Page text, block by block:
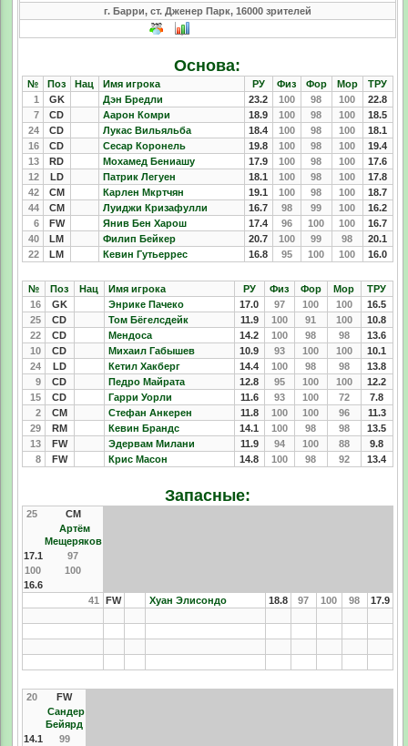
г. Барри, ст. Дженер Парк, 16000 зрителей
Основа:
№ Поз Нац Имя игрока РУ Физ Фор Мор
ТРУ
1
GK Дэн Бредли 23.2 100 98 100
22.8
7
CD Аарон Комри 18.9 100 98 100
18.5
24
CD Лукас Вильяльба 18.4 100 98 100
18.1
16
CD Сесар Коронель 19.8 100 98 100
19.4
13
RD Мохамед Бениашу 17.9 100 98 100
17.6
12
LD Патрик Легуен 18.1 100 98 100
17.8
42
CM Карлен Мкртчян 19.1 100 98 100
18.7
44
CM Луиджи Кризафулли 16.7 98 99 100
16.2
6
FW Янив Бен Харош 17.4 96 100 100
16.7
40
LM Филип Бейкер 20.7 100 99 98
20.1
22
LM Кевин Гутьеррес 16.8 95 100 100 16.0
№ Поз Нац Имя игрока РУ Физ Фор Мор
ТРУ
16
GK Энрике Пачеко 17.0 97 100 100
16.5
25
CD Том Бёгелсдейк 11.9 100 91 100
10.8
22
CD Мендоса 14.2 100 98 98
13.6
10
CD Михаил Габышев 10.9 93 100 100
10.1
24
LD Кетил Хакберг 14.4 100 98 98
13.8
9
CD Педро Майрата 12.8 95 100 100
12.2
15
CD Гарри Уорли 11.6 93 100 72
7.8
2
CM Стефан Анкерен 11.8 100 100 96
11.3
29
RM Кевин Брандс 14.1 100 98 98
13.5
13
FW Эдервам Милани 11.9 94 100 88
9.8
8
FW Крис Масон 14.8 100 98 92 13.4
Запасные:
25
CM
Артём
Мещеряков
17.1
97
100
100
16.6
41
FW Хуан Элисондо 18.8 97 100 98 17.9
20
FW
Сандер
Бейярд
14.1
99